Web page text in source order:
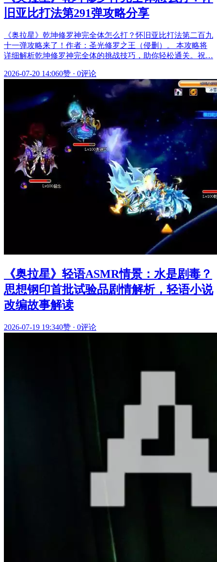
旧亚比打法第291弹攻略分享
《奥拉星》乾坤修罗神完全体怎么打？怀旧亚比打法第二百九
十一弹攻略来了！作者：圣光修罗之王（侵删）。 本攻略将
详细解析乾坤修罗神完全体的挑战技巧，助你轻松通关。祝…
2026-07-20 14:060赞 · 0评论
《奥拉星》轻语ASMR情景：水是剧毒？
思想钢印首批试验品剧情解析，轻语小说
改编故事解读
2026-07-19 19:340赞 · 0评论